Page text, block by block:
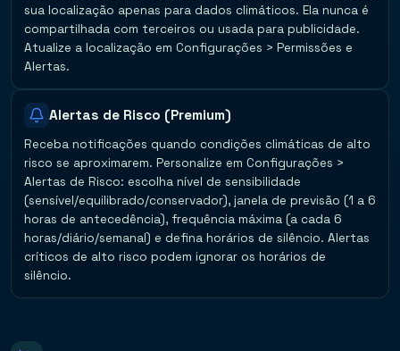
sua localização apenas para dados climáticos. Ela nunca é
compartilhada com terceiros ou usada para publicidade.
Atualize a localização em Configurações > Permissões e
Alertas.
Alertas de Risco (Premium)
Receba notificações quando condições climáticas de alto
risco se aproximarem. Personalize em Configurações >
Alertas de Risco: escolha nível de sensibilidade
(sensível/equilibrado/conservador), janela de previsão (1 a 6
horas de antecedência), frequência máxima (a cada 6
horas/diário/semanal) e defina horários de silêncio. Alertas
críticos de alto risco podem ignorar os horários de
silêncio.